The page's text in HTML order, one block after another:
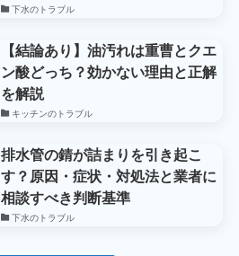
下水のトラブル
【結論あり】油汚れは重曹とクエ
ン酸どっち？効かない理由と正解
を解説
キッチンのトラブル
排水管の錆が詰まりを引き起こ
す？原因・症状・対処法と業者に
相談すべき判断基準
下水のトラブル